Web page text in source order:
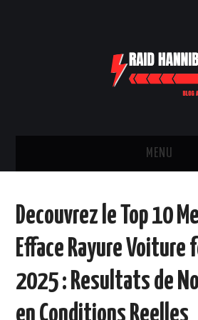
MENU
PIÈCES ET ÉQUIPEMENTS
DEUX ROUES
Decouvrez le Top 10
Efface Rayure Voiture
2025 : Resultats de